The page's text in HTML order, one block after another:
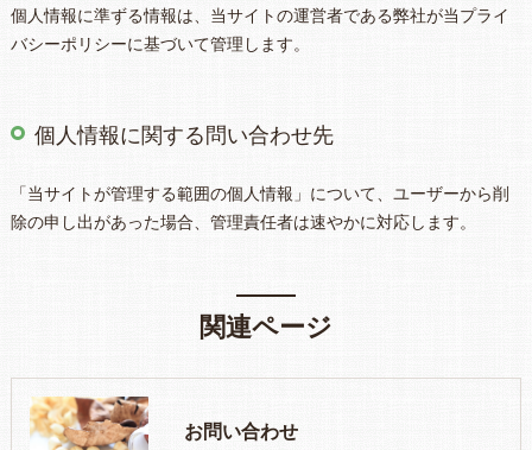
個人情報に準ずる情報は、当サイトの運営者である弊社が当プライ
バシーポリシーに基づいて管理します。
個人情報に関する問い合わせ先
「当サイトが管理する範囲の個人情報」について、ユーザーから削
除の申し出があった場合、管理責任者は速やかに対応します。
関連ページ
お問い合わせ